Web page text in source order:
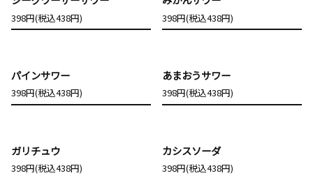
398円(税込438円) 398円(税込438円)
パインサワー
398円(税込438円)
あまおうサワー
398円(税込438円)
ガリチュウ
398円(税込438円)
カシスソーダ
398円(税込438円)